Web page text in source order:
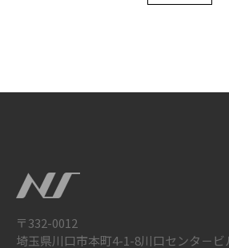
〒332-0012
埼玉県川口市本町4-1-8川口センタ－ビ